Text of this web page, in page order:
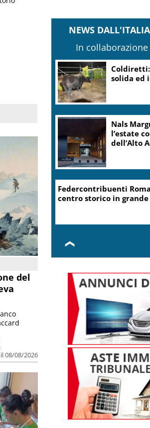
del
il 08/08/2026
NEWS
In
solida ed
Nals
l’estate
dell’Alto
Federcontribuenti
centro storico in
❮